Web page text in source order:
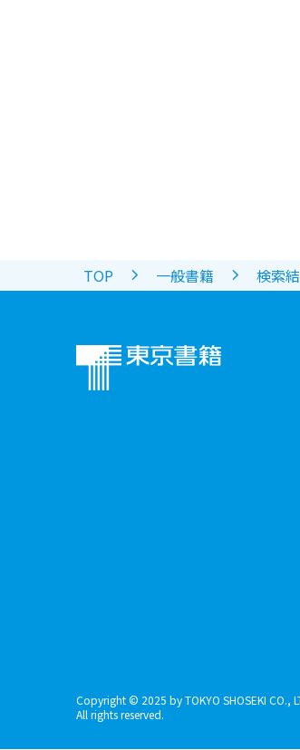
TOP 一般書籍 検索
Copyright © 2025 by TOKYO SHOSEKI CO.,
All rights reserved.